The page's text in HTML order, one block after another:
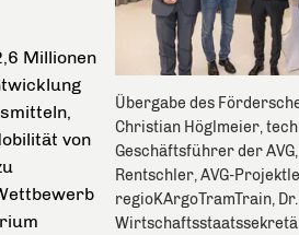
Übergabe des
Christian Höglmeier,
Geschäftsführer der
Rentschler, AVG-
regioKArgoTramTrain,
Millionen
von